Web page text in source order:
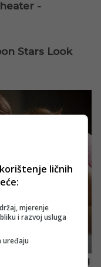
ličnih
mjerenje
i razvoj usluga
uređaju